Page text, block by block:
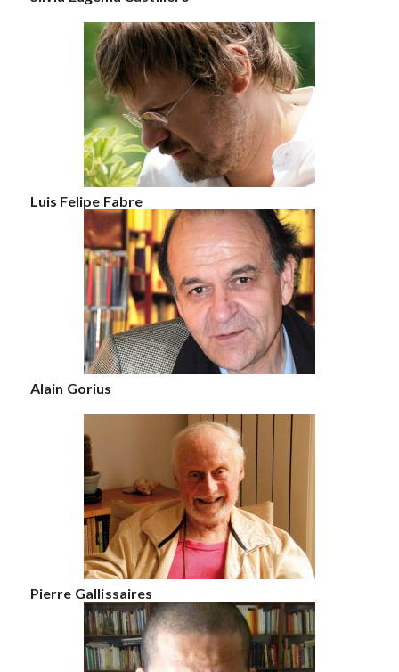
Luis Felipe Fabre
Alain Gorius
Pierre Gallissaires